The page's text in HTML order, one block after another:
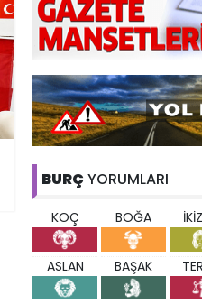
BURÇ YORUMLARI
KOÇ BOĞA
ASLAN BAŞAK